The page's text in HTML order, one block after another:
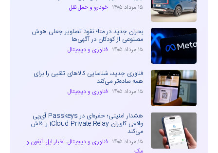
۱۵ مرداد ۱۴۰۵ خودرو و حمل نقل
بحران جدید در متا؛ نفوذ تصاویر جعلی هوش
مصنوعی از کودکان در آگهی‌ها
۱۵ مرداد ۱۴۰۵ فناوری و دیجیتال
فناوری جدید، شناسایی کالاهای تقلبی را برای
همه ساده‌تر می‌کند
۱۵ مرداد ۱۴۰۵ فناوری و دیجیتال
هشدار امنیتی؛ حفره‌ای در Passkeys آی‌پی
واقعی کاربران iCloud Private Relay را فاش
می‌کند
۱۵ مرداد ۱۴۰۵ فناوری و دیجیتال، اخبار اپل، آیفون و